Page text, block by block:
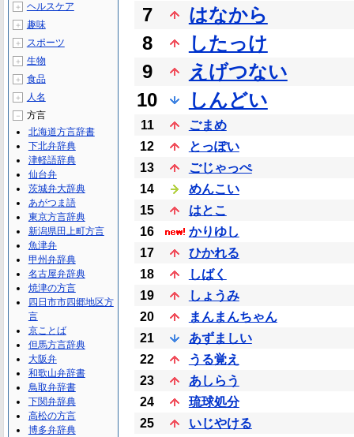
7
はなから
8
したっけ
9
えげつない
10
しんどい
11
ごまめ
12
とっぽい
13
ごじゃっぺ
14
めんこい
15
はとこ
16
かりゆし
17
ひかれる
18
しばく
19
しょうみ
20
まんまんちゃん
21
あずましい
22
うる覚え
23
あしらう
24
琉球処分
25
いじやける
＋ ヘルスケア
＋ 趣味
＋ スポーツ
＋ 生物
＋ 食品
＋ 人名
－
方言
北海道方言辞書
下北弁辞典
津軽語辞典
仙台弁
茨城弁大辞典
あがつま語
東京方言辞典
新潟県田上町方言
魚津弁
甲州弁辞典
名古屋弁辞典
焼津の方言
四日市市四郷地区方
言
京ことば
但馬方言辞典
大阪弁
和歌山弁辞書
鳥取弁辞書
下関弁辞典
高松の方言
博多弁辞典